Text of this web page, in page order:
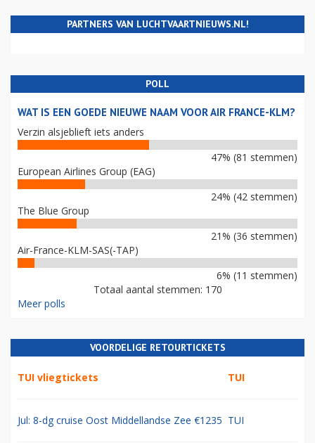
PARTNERS VAN LUCHTVAARTNIEUWS.NL!
POLL
WAT IS EEN GOEDE NIEUWE NAAM VOOR AIR FRANCE-KLM?
Verzin alsjeblieft iets anders
47% (81 stemmen)
European Airlines Group (EAG)
24% (42 stemmen)
The Blue Group
21% (36 stemmen)
Air-France-KLM-SAS(-TAP)
6% (11 stemmen)
Totaal aantal stemmen: 170
Meer polls
VOORDELIGE RETOURTICKETS
TUI vliegtickets TUI
Jul: 8-dg cruise Oost Middellandse Zee €1235 TUI